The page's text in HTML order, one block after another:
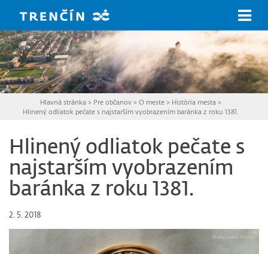
Hlavná stránka > Pre občanov> O meste> História mesta >
Hlinený odliatok pečate s najstarším vyobrazením baránka z roku 1381.
Hlinený odliatok pečate s
najstarším vyobrazením
baránka z roku 1381.
2. 5. 2018